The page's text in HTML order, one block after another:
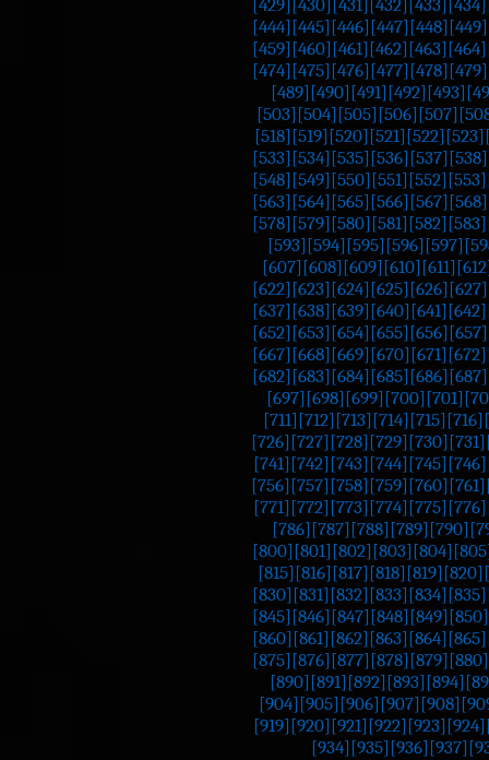
[429] [430] [431] [432] [433] [434]
[444] [445] [446] [447] [448] [449]
[459] [460] [461] [462] [463] [464]
[474] [475] [476] [477] [478] [479]
[489] [490] [491] [492] [493]
[503] [504] [505] [506] [507]
[518] [519] [520] [521] [522] [523]
[533] [534] [535] [536] [537] [538]
[548] [549] [550] [551] [552] [553]
[563] [564] [565] [566] [567] [568]
[578] [579] [580] [581] [582] [583]
[593] [594] [595] [596] [597]
[607] [608] [609] [610] [611]
[622] [623] [624] [625] [626] [627]
[637] [638] [639] [640] [641] [642]
[652] [653] [654] [655] [656] [657]
[667] [668] [669] [670] [671] [672]
[682] [683] [684] [685] [686] [687]
[697] [698] [699] [700] [701]
[711] [712] [713] [714] [715] [716]
[726] [727] [728] [729] [730] [731]
[741] [742] [743] [744] [745] [746]
[756] [757] [758] [759] [760] [761]
[771] [772] [773] [774] [775] [776]
[786] [787] [788] [789] [790]
[800] [801] [802] [803] [804]
[815] [816] [817] [818] [819] [820]
[830] [831] [832] [833] [834] [835]
[845] [846] [847] [848] [849] [850]
[860] [861] [862] [863] [864] [865]
[875] [876] [877] [878] [879] [880]
[890] [891] [892] [893] [894]
[904] [905] [906] [907] [908]
[919] [920] [921] [922] [923] [924]
[934] [935] [936] [937]